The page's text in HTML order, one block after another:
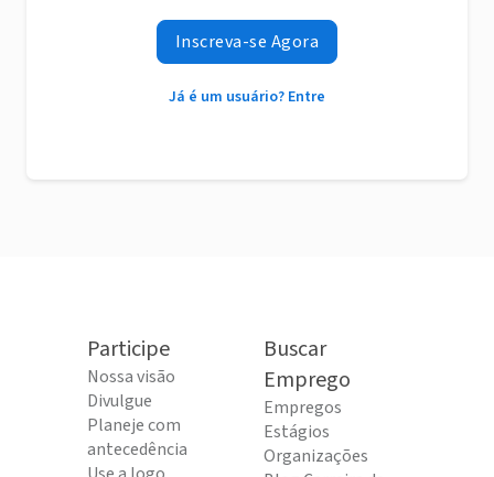
Inscreva-se Agora
Já é um usuário? Entre
Participe
Nossa visão
Divulgue
Planeje com
antecedência
Buscar
Emprego
Empregos
Estágios
Organizações